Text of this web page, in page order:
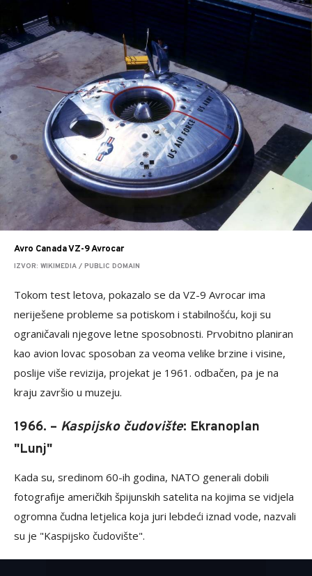
Avro Canada VZ-9 Avrocar
IZVOR: WIKIMEDIA / PUBLIC DOMAIN
Tokom test letova, pokazalo se da VZ-9 Avrocar ima
neriješene probleme sa potiskom i stabilnošću, koji su
ograničavali njegove letne sposobnosti. Prvobitno planiran
kao avion lovac sposoban za veoma velike brzine i visine,
poslije više revizija, projekat je 1961. odbačen, pa je na
kraju završio u muzeju.
1966. – Kaspijsko čudovište: Ekranoplan
"Lunj"
Kada su, sredinom 60-ih godina, NATO generali dobili
fotografije američkih špijunskih satelita na kojima se vidjela
ogromna čudna letjelica koja juri lebdeći iznad vode, nazvali
su je "Kaspijsko čudovište".